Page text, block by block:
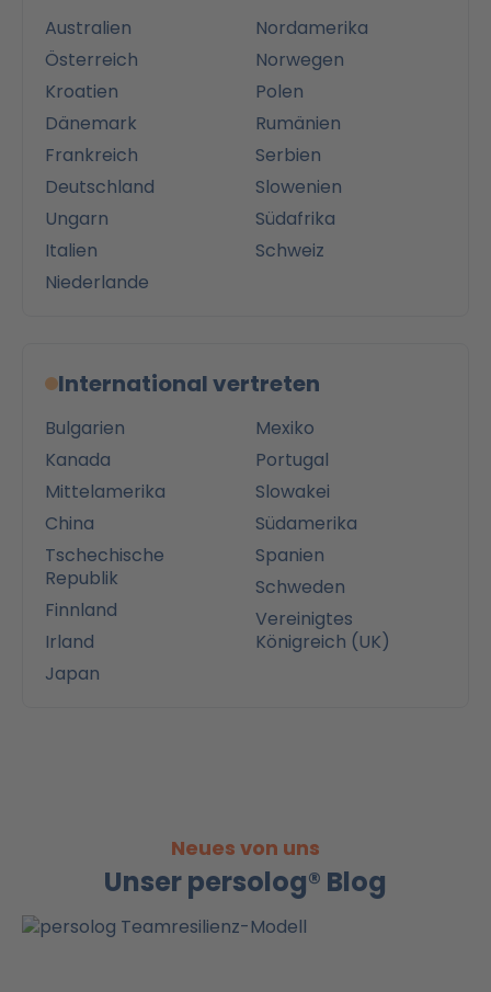
Australien
Österreich
Kroatien
Dänemark
Frankreich
Deutschland
Ungarn
Italien
Niederlande
Nordamerika
Norwegen
Polen
Rumänien
Serbien
Slowenien
Südafrika
Schweiz
International vertreten
Bulgarien
Kanada
Mittelamerika
China
Tschechische
Republik
Finnland
Irland
Japan
Mexiko
Portugal
Slowakei
Südamerika
Spanien
Schweden
Vereinigtes
Königreich (UK)
Neues von uns
Unser persolog® Blog